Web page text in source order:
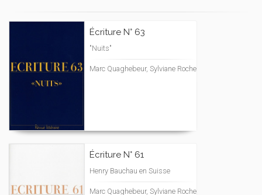
Écriture N° 63
"Nuits"
Marc Quaghebeur, Sylviane Roche
Écriture N° 61
Henry Bauchau en Suisse
Marc Quaghebeur, Sylviane Roche